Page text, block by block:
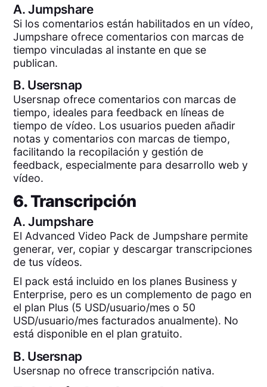
A.Jumpshare
Si los comentarios están habilitados en un vídeo,
Jumpshare ofrece comentarios con marcas de
tiempo vinculadas al instante en que se
publican.
B. Usersnap
Usersnap ofrece comentarios con marcas de
tiempo, ideales para feedback en líneas de
tiempo de vídeo. Los usuarios pueden añadir
notas y comentarios con marcas de tiempo,
facilitando la recopilación y gestión de
feedback, especialmente para desarrollo web y
vídeo.
6. Transcripción
A.Jumpshare
El Advanced Video Pack de Jumpshare permite
generar, ver, copiar y descargar transcripciones
de tus vídeos.
El pack está incluido en los planes Business y
Enterprise, pero es un complemento de pago en
el plan Plus (5 USD/usuario/mes o 50
USD/usuario/mes facturados anualmente). No
está disponible en el plan gratuito.
B. Usersnap
Usersnap no ofrece transcripción nativa.